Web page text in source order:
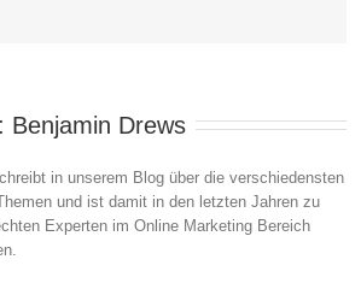
Benjamin Drews
in unserem Blog über die verschiedensten
und ist damit in den letzten Jahren zu
Experten im Online Marketing Bereich